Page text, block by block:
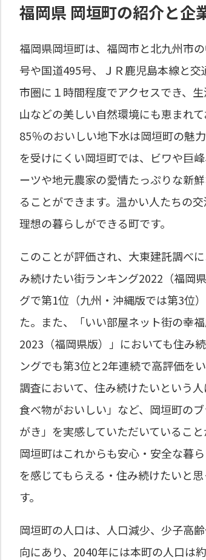
福岡県 岡垣町の紹介と企
福岡県岡垣町は、福岡市と北九州市
号や国道495号、ＪＲ鹿児島本線と
市圏に１時間程度でアクセスでき、
山などの美しい自然環境にも恵まれ
85％のおいしい地下水は岡垣町の魅
を受けにくい岡垣町では、ビワや巨
ーツや地元農家の愛情たっぷりな新
ることができます。温かい人たちの
理想の暮らしができる町です。
このことが評価され、大東建託調べ
み続けたい街ランキング2022（福岡
グで第1位（九州・沖縄版では第3位
た。また、「いい部屋ネット街の幸
2023（福岡県版）」においても住み
ングでも第3位と2年連続で高評価をい
調査において、住み続けたいという
食べ物がおいしい」など、岡垣町
がき」を実感していただいていること
岡垣町はこれからも安心・安全な暮
を感じてもらえる・住み続けたいと
す。
岡垣町の人口は、人口減少、少子高
向にあり、2040年には本町の人口は